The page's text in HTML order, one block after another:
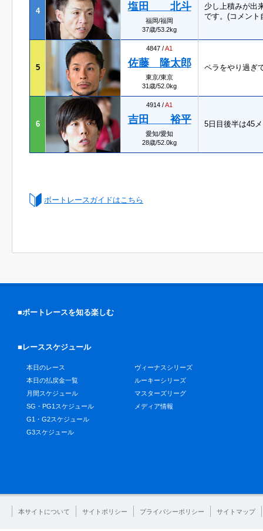
4 塩田 北斗
福岡/福岡
37歳/53.2kg
少し上積みが出
です。(コメン
5
4847 /A1
佐藤 隆太郎
東京/東京
31歳/52.0kg
ペラをやり過ぎ
6
4914 /A1
吉田 裕平
愛知/愛知
28歳/52.0kg
5日目後半は45
ボートレースガイドはこちら
■ボートレースを知る楽しむ
■レーススケジュール
本日のレース
本日の払戻金一覧
月間スケジュール
SG・PG1スケジュール
G1・G2スケジュール
G3スケジュール
ヴィーナスシリーズ
ルーキーシリーズ
マスターズリーグ
メディア情報
本サイトについて サイトポリシー プライバシーポリシー サイトマップ